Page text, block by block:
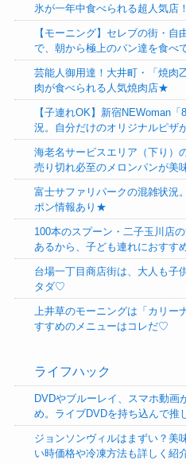
氷が一年中食べられる超人気店！
【モーニング】セレブの街・自
で、朝から極上のパン達を食べ
芸能人御用達！大井町・「焼肉
肉が食べられる人気焼肉店★
【子連れOK】新宿NEWoman
況。自分だけのオリジナルピザ
海老名サービスエリア（下り）
売り切れ必至のメロンパンが美
富士サファリパークの混雑状況
ポン情報あり★
100本のスプーン・二子玉川店
あるから、子ども連れにおすす
台場一丁目商店街は、大人も子
タダ♡
上井草のモーニングは「カリ
すすめのメニューはコレだ♡
ライフハック
DVDやブルーレイ、スマホ動画
め。ライブDVDを持ち込んで推
ジョンソンヴィルはまずい？美
い時価格や冷凍方法も詳しく紹